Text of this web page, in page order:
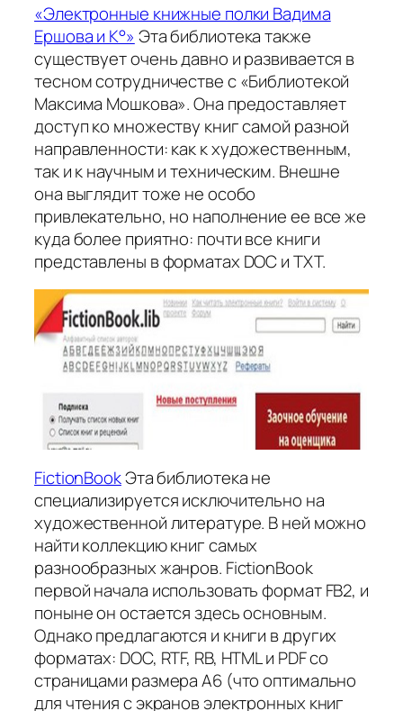
«Электронные книжные полки Вадима
Ершова и К°» Эта библиотека также
существует очень давно и развивается в
тесном сотрудничестве с «Библиотекой
Максима Мошкова». Она предоставляет
доступ ко множеству книг самой разной
направленности: как к художественным,
так и к научным и техническим. Внешне
она выглядит тоже не особо
привлекательно, но наполнение ее все же
куда более приятно: почти все книги
представлены в форматах DOC и TXT.
FictionBookЭта библиотека не
специализируется исключительно на
художественной литературе. В ней можно
найти коллекцию книг самых
разнообразных жанров. FictionBook
первой начала использовать формат FB2, и
поныне он остается здесь основным.
Однако предлагаются и книги в других
форматах: DOC, RTF, RB, HTML и PDF со
страницами размера A6 (что оптимально
для чтения с экранов электронных книг